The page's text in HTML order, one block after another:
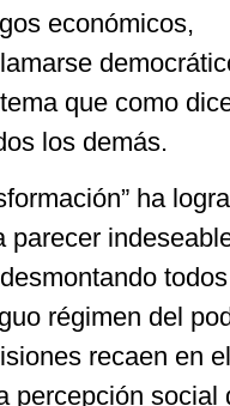
económicos,
que como
los demás.
ha
parecer
régimen del
recaen en el
percepción social